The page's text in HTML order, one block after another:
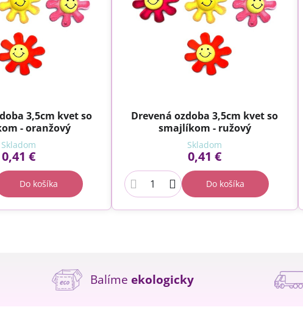
3,5cm kvet so
- oranžový
Skladom
0,41 €
Do košíka
Drevená ozdoba 3,5cm kvet so
smajlíkom - ružový
Skladom
0,41 €
Do košíka
Balíme ekologicky